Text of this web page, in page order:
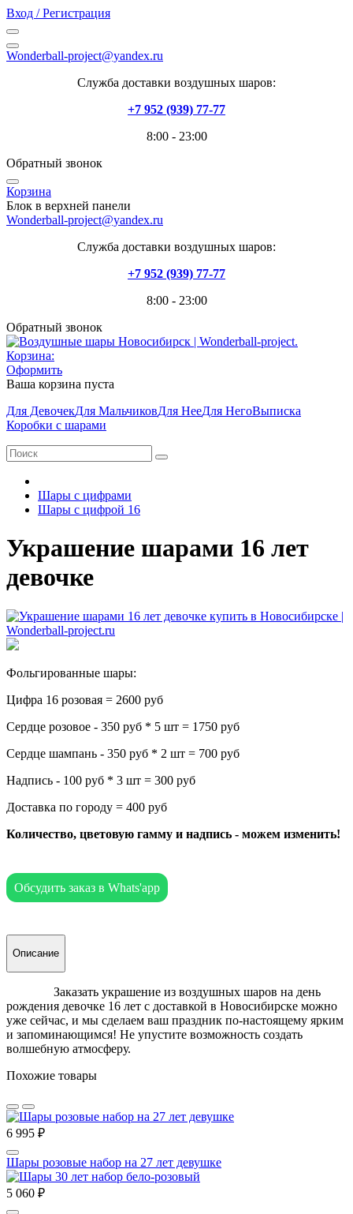
Вход / Регистрация
Wonderball-project@yandex.ru
Служба доставки воздушных шаров:
+7 952 (939) 77-77
8:00 - 23:00
Обратный звонок
Корзина
Блок в верхней панели
Wonderball-project@yandex.ru
Служба доставки воздушных шаров:
+7 952 (939) 77-77
8:00 - 23:00
Обратный звонок
Корзина:
Оформить
Ваша корзина пуста
Для ДевочекДля МальчиковДля НееДля НегоВыписка
Коробки с шарами
Шары с цифрами
Шары с цифрой 16
Украшение шарами 16 лет
девочке
Фольгированные шары:
Цифра 16 розовая = 2600 руб
Сердце розовое - 350 руб * 5 шт = 1750 руб
Сердце шампань - 350 руб * 2 шт = 700 руб
Надпись - 100 руб * 3 шт = 300 руб
Доставка по городу = 400 руб
Количество, цветовую гамму и надпись - можем изменить!
Обсудить заказ в Whats'app
Описание
Заказать украшение из воздушных шаров на день
рождения девочке 16 лет с доставкой в Новосибирске можно
уже сейчас, и мы сделаем ваш праздник по-настоящему ярким
и запоминающимся! Не упустите возможность создать
волшебную атмосферу.
Похожие товары
6 995 ₽
Шары розовые набор на 27 лет девушке
5 060 ₽